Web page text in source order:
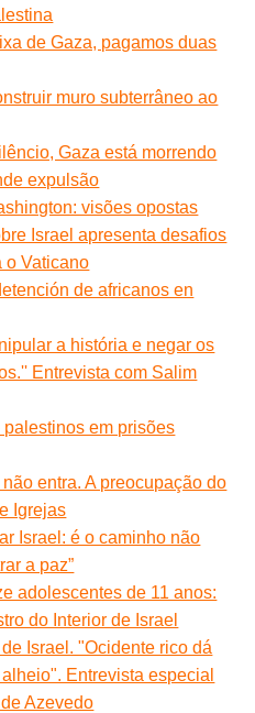
de Gaza, pagamos duas
muro subterrâneo ao
Gaza está morrendo
expulsão
visões opostas
Israel apresenta desafios
o Vaticano
de africanos en
a história e negar os
Entrevista com Salim
em prisões
entra. A preocupação do
Igrejas
Israel: é o caminho não
a paz”
adolescentes de 11 anos:
do Interior de Israel
Israel. "Ocidente rico dá
Entrevista especial
Azevedo